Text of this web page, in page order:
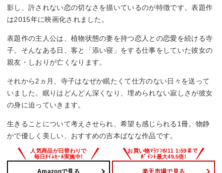
影し、許されない恋の切なさを描いているのが特徴です。表題作
は2015年に映画化されました。
表題作の主人公は、植物状態の妻を持つ恋人との恋愛を続ける寺
子。そんなある日、客と「添い寝」をする仕事をしていた彼女の
親友・しおりが亡くなります。
それから2ヵ月、寺子はなぜか眠たくて仕方のない日々を送って
いました。眠りはどんどん深くなり、埋められない寂しさが彼女
の身に迫っていきます。
生きることについて考えさせられ、希望も感じられる1冊。物静
かで優しく美しい、おすすめの吉本ばなな作品です。
Amazonで見る 楽天市場で見る